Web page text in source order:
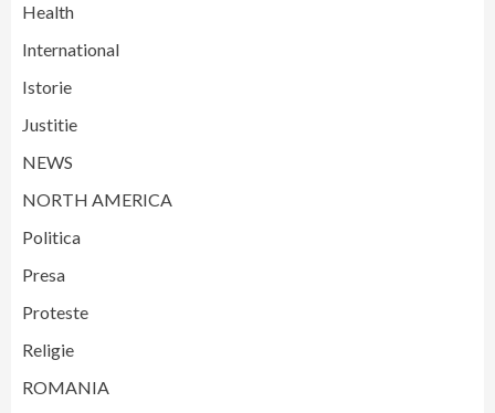
Health
International
Istorie
Justitie
NEWS
NORTH AMERICA
Politica
Presa
Proteste
Religie
ROMANIA